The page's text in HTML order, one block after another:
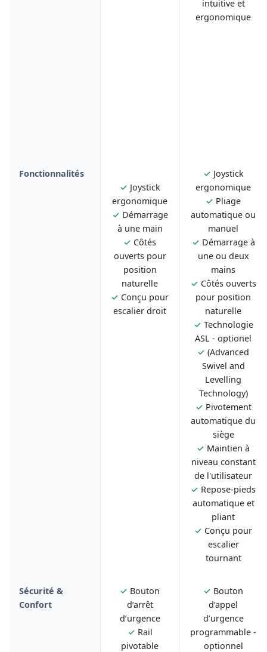
intuitive et
ergonomique
Fonctionnalités
✓ Joystick
ergonomique
✓ Démarrage
à une main
✓ Côtés
ouverts pour
position
naturelle
✓ Conçu pour
escalier droit
✓ Joystick
ergonomique
✓ Pliage
automatique ou
manuel
✓ Démarrage à
une ou deux
mains
✓ Côtés ouverts
pour position
naturelle
✓ Technologie
ASL - optionel
✓ (Advanced
Swivel and
Levelling
Technology)
✓ Pivotement
automatique du
siège
✓ Maintien à
niveau constant
de l'utilisateur
✓ Repose-pieds
automatique et
pliant
✓ Conçu pour
escalier
tournant
Sécurité &
Confort
✓ Bouton
d’arrêt
d’urgence
✓ Rail
pivotable
✓ Bouton
d’appel
d’urgence
programmable -
optionnel